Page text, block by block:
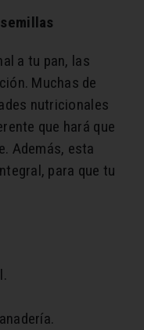
a tu pan, las
Muchas de
nutricionales
que hará que
Además, esta
para que tu